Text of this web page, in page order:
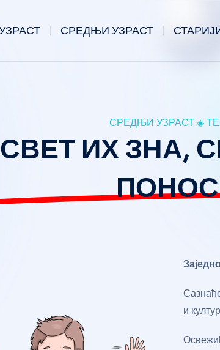
СРЕДЊИ УЗРАСТ
СРЕДЊИ УЗРАСТ ◈
ИХ ЗНА,
и